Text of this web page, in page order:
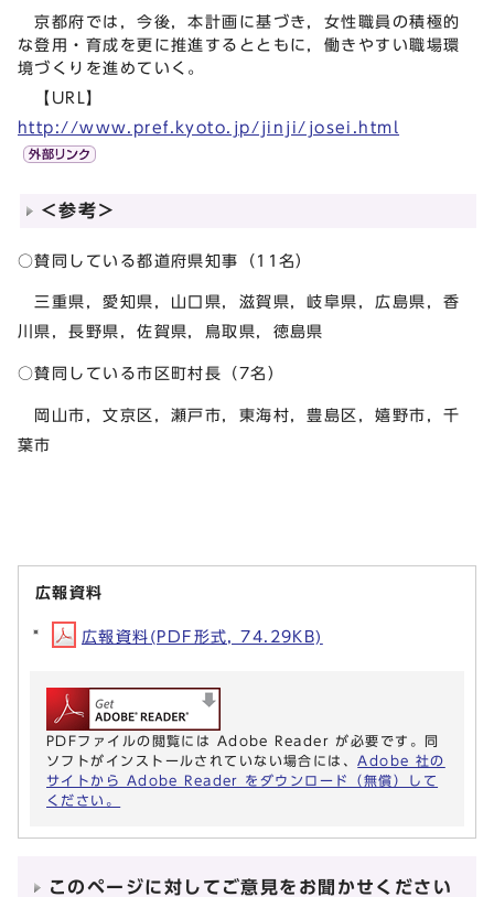
京都府では，今後，本計画に基づき，女性職員の積極的
な登用・育成を更に推進するとともに，働きやすい職場環
境づくりを進めていく。
【URL】
http://www.pref.kyoto.jp/jinji/josei.html
＜参考＞
○賛同している都道府県知事（11名）
三重県，愛知県，山口県，滋賀県，岐阜県，広島県，香
川県，長野県，佐賀県，鳥取県，徳島県
○賛同している市区町村長（7名）
岡山市，文京区，瀬戸市，東海村，豊島区，嬉野市，千
葉市
広報資料
広報資料(PDF形式, 74.29KB)
PDFファイルの閲覧には Adobe Reader が必要です。同
ソフトがインストールされていない場合には、 Adobe 社の
サイトから Adobe Reader をダウンロード（無償）して
ください。
このページに対してご意見をお聞かせください